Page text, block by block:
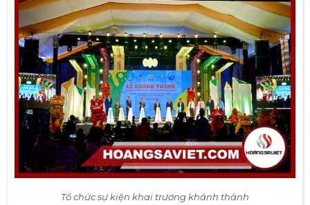
Tổ chức sự kiện khai trương khánh thành